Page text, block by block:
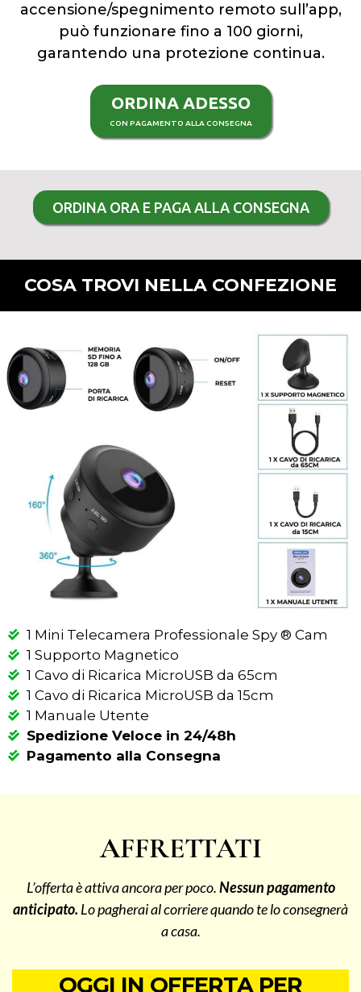
accensione/spegnimento remoto sull’app,
può funzionare fino a 100 giorni,
garantendo una protezione continua.
ORDINA ADESSO
CON PAGAMENTO ALLA CONSEGNA
ORDINA ORA E PAGA ALLA CONSEGNA
COSA TROVI NELLA CONFEZIONE
1 Mini Telecamera Professionale Spy ® Cam
1 Supporto Magnetico
1 Cavo di Ricarica MicroUSB da 65cm
1 Cavo di Ricarica MicroUSB da 15cm
1 Manuale Utente
Spedizione Veloce in 24/48h
Pagamento alla Consegna
AFFRETTATI
L’offerta è attiva ancora per poco.Nessun pagamento
anticipato. Lo pagherai al corriere quando te lo consegnerà
a casa.
OGGI IN OFFERTA PER